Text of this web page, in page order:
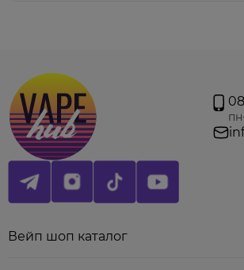
Вейп шоп каталог